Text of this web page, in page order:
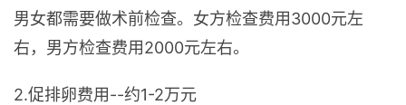
男女都需要做术前检查。女方检查费用3000元左
右，男方检查费用2000元左右。
2.促排卵费用--约1-2万元